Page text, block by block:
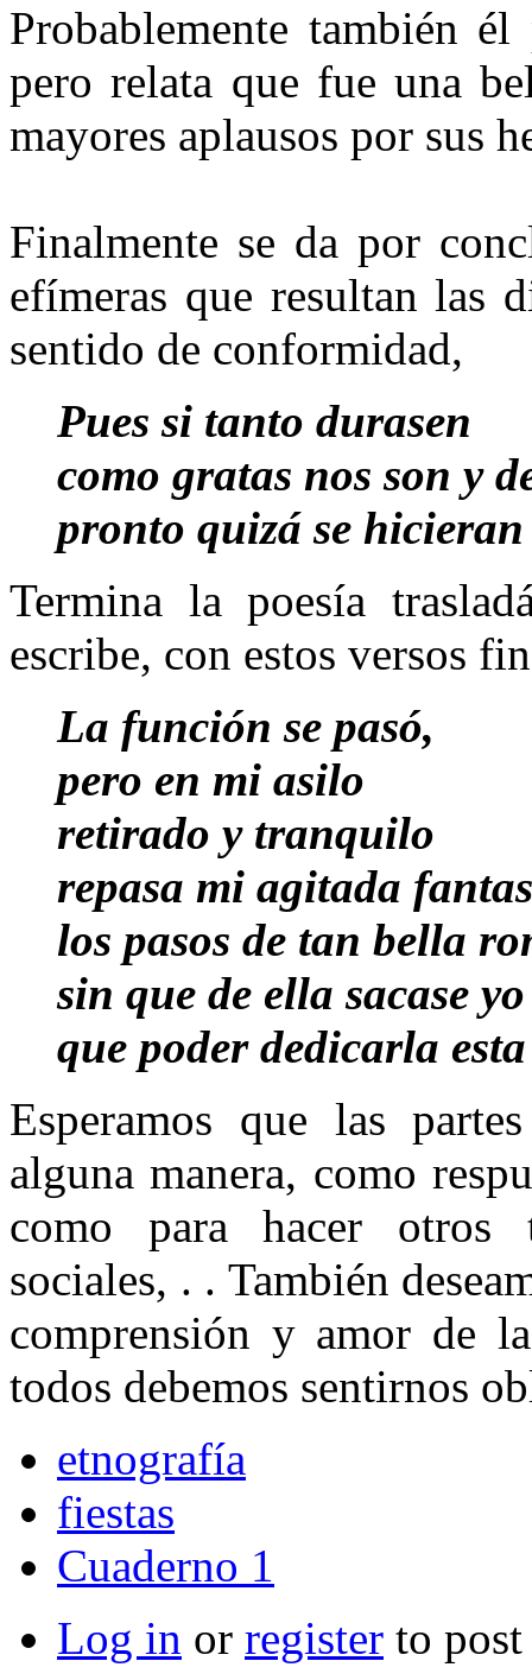
Probablemente también
pero relata que fue una
mayores aplausos por sus
Finalmente se da por
efímeras que resultan las
sentido de conformidad,
Pues si tanto durasen
como gratas nos son y
pronto quizá se
Termina la poesía
escribe, con estos versos
La función se pasó,
pero en mi asilo
retirado y tranquilo
repasa mi agitada
los pasos de tan bella
sin que de ella sacase
que poder dedicarla
Esperamos que las
alguna manera, como
como para hacer otros
sociales, . . También
comprensión y amor de
todos debemos sentirnos
etnografía
fiestas
Cuaderno 1
Log in or register to